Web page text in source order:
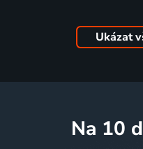
Ukázat
na 10